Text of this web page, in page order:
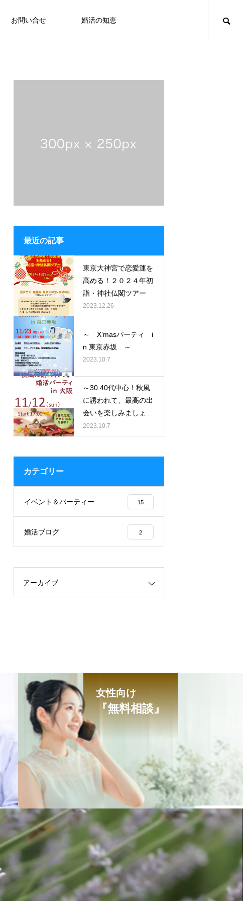
お問い合せ 婚活の知恵
最近の記事
東京大神宮で恋愛運を
高める！２０２４年初
詣・神社仏閣ツアー
2023.12.26
～ X’masパーティ i
n 東京赤坂 ～
2023.10.7
～30.40代中心！秋風
に誘われて、最高の出
会いを楽しみましょう
♪～
2023.10.7
カテゴリー
イベント＆パーティー 15
婚活ブログ 2
アーカイブ
女性向け
『無料相談』